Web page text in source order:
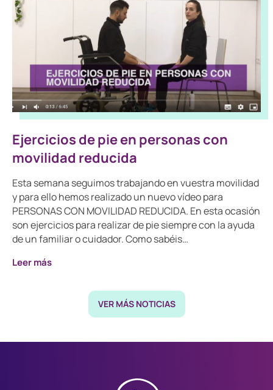
Ejercicios de pie en personas con
movilidad reducida
Esta semana seguimos trabajando en vuestra movilidad
y para ello hemos realizado un nuevo vídeo para
PERSONAS CON MOVILIDAD REDUCIDA. En esta ocasión
son ejercicios para realizar de pie siempre con la ayuda
de un familiar o cuidador. Como sabéis…
Leer más
VER MÁS NOTICIAS